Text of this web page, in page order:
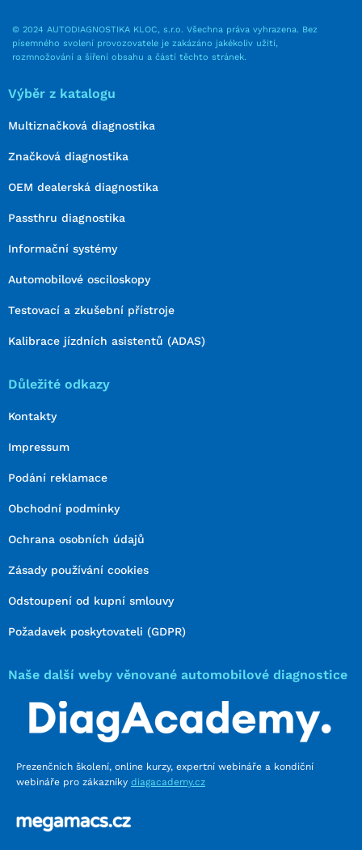
© 2024 AUTODIAGNOSTIKA KLOC, s.r.o. Všechna práva vyhrazena. Bez
písemného svolení provozovatele je zakázáno jakékoliv užití,
rozmnožování a šíření obsahu a částí těchto stránek.
Výběr z katalogu
Multiznačková diagnostika
Značková diagnostika
OEM dealerská diagnostika
Passthru diagnostika
Informační systémy
Automobilové osciloskopy
Testovací a zkušební přístroje
Kalibrace jízdních asistentů (ADAS)
Důležité odkazy
Kontakty
Impressum
Podání reklamace
Obchodní podmínky
Ochrana osobních údajů
Zásady používání cookies
Odstoupení od kupní smlouvy
Požadavek poskytovateli (GDPR)
Naše další weby věnované automobilové diagnostice
Prezenčních školení, online kurzy, expertní webináře a kondiční
webináře pro zákazníky diagacademy.cz